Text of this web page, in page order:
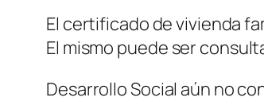
El certificado de vivienda
El mismo puede ser
Desarrollo Social aún no